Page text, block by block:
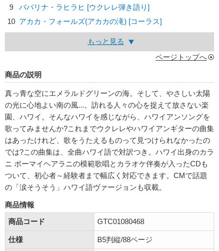
9
パパリナ・ラヒラヒ [ウクレレ弾き語り]
10 アカカ・フォールズ(アカカの滝) [コーラス]
もっと見る
ページトップへ
商品の説明
真っ青な空にエメラルドグリーンの海。そして、やさしい太陽
の光に心地よい南の風...。訪れる人々の心を捉えて放さない楽
園、ハワイ。そんなハワイを感じながら、ハワイアンソングを
歌ってみませんか?これまでウクレレやハワイアンギターの曲集
はあったけれど、歌をうたえるものって見つけられなかったの
では?この曲集は、全曲ハワイ語で対訳つき。ハワイ出身のカラ
ニ ポーマイヘアラニの模範歌唱とカラオケ伴奏が入ったCDも
ついて、初心者～経験者まで幅広く対応できます。CMで話題
の「涙そうそう」ハワイ語ヴァージョンも収載。
商品情報
商品コード
GTC01080468
仕様 B5判縦/88ページ